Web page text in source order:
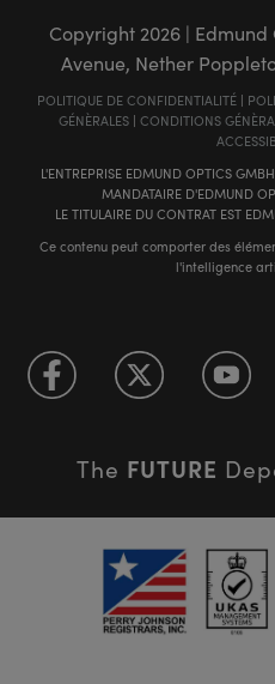
Copyright 2026| Edmund
Avenue, Nether
POLITIQUE DE CONFIDENTIALITÉ|
GÉNÈRALES| CONDITIONS
L'ENTREPRISE EDMUND OPTICS
MANDATAIRE D'EDMUND
LE TITULAIRE DU CONTRAT EST
Ce contenu peut comporter des
l'intelligence
The FUTURE